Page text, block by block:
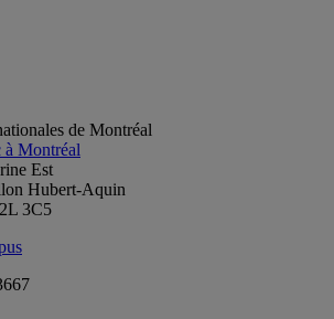
de Montréal
à Montréal
Est
Hubert-Aquin
3C5